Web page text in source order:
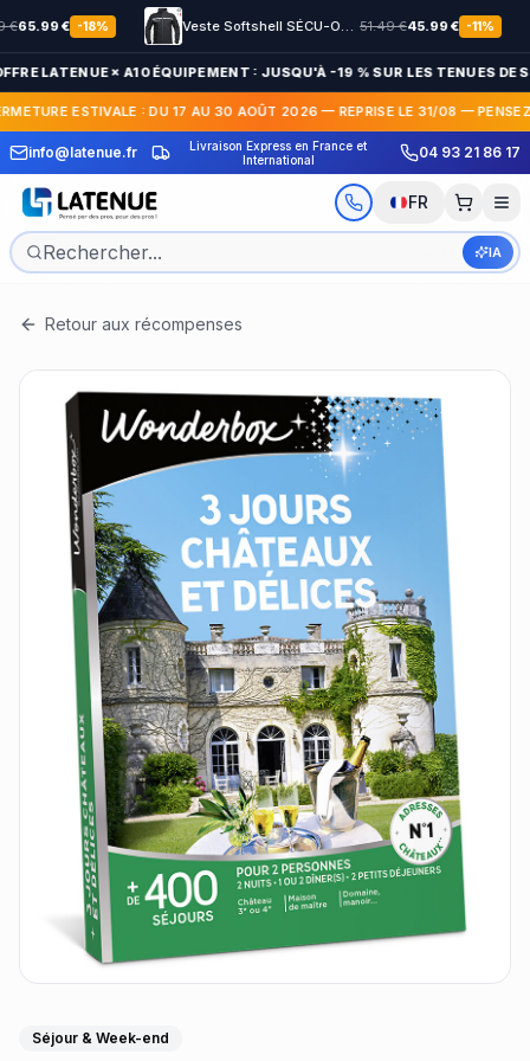
€ -18% Veste Softshell SÉCU-ONE HV-TAPE Sécurité Privée noir 51.49€45.99€ -11%
LATENUE × A10 ÉQUIPEMENT : JUSQU'À -19 % SUR LES TENUES DE
ESTIVALE : DU 17 AU 30 AOÛT 2026 — REPRISE LE 31/08 —
info@latenue.frLivraison Express en France et
International
Paiement en 3x / 4x sans frais
04 93 21 86 17
FR
IA
Retour aux récompenses
Séjour & Week-end